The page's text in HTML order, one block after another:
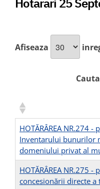
Afiseaza
HOTĂRÂREA NR.274
Inventarului bunurilor
domeniului privat al
HOTĂRÂREA NR.275
concesionării directe